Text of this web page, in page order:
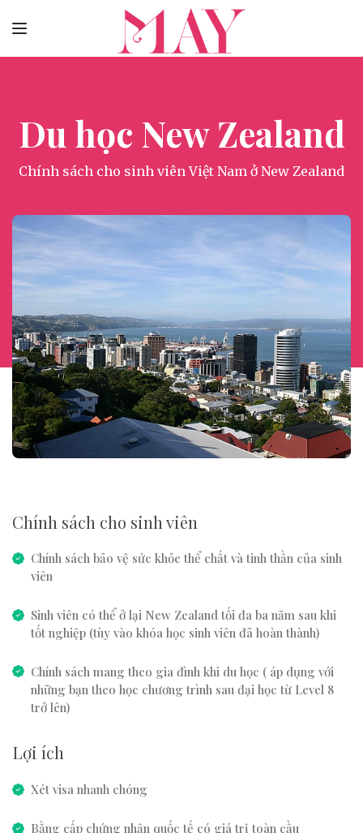
Du học New Zealand
Chính sách cho sinh viên Việt Nam ở New Zealand
Chính sách cho sinh viên
Chính sách bảo vệ sức khỏe thể chất và tinh thần của sinh
viên
Sinh viên có thể ở lại New Zealand tối đa ba năm sau khi
tốt nghiệp (tùy vào khóa học sinh viên đã hoàn thành)
Chính sách mang theo gia đình khi du học ( áp dụng với
những bạn theo học chương trình sau đại học từ Level 8
trở lên)
Lợi ích
Xét visa nhanh chóng
Bằng cấp chứng nhận quốc tế có giá trị toàn cầu